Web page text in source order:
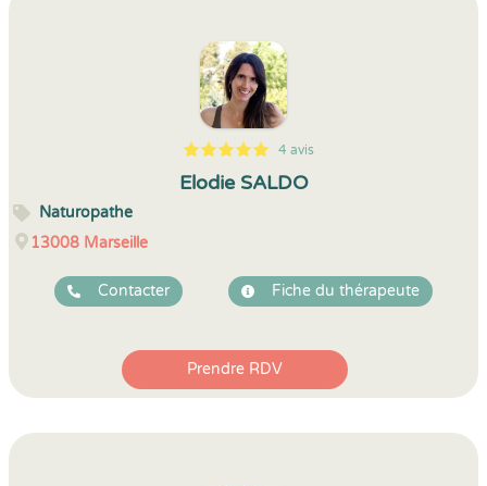
5
1
5
4 4 avis
Elodie SALDO
Naturopathe
13008 Marseille
Contacter Fiche du thérapeute
Prendre RDV